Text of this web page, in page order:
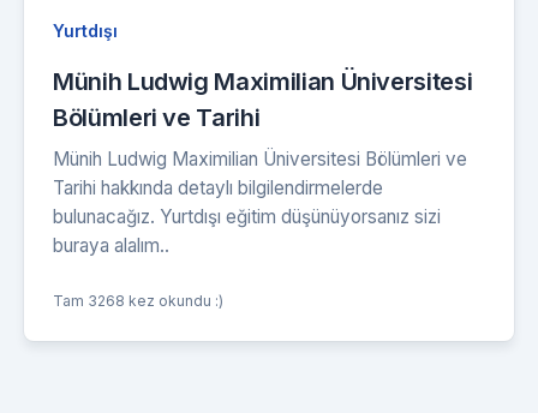
Yurtdışı
Münih Ludwig Maximilian Üniversitesi
Bölümleri ve Tarihi
Münih Ludwig Maximilian Üniversitesi Bölümleri ve
Tarihi hakkında detaylı bilgilendirmelerde
bulunacağız. Yurtdışı eğitim düşünüyorsanız sizi
buraya alalım..
Tam 3268 kez okundu :)